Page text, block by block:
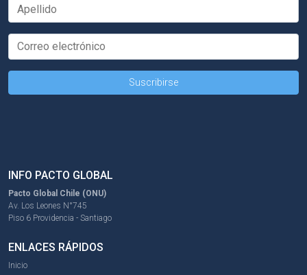
INFO PACTO GLOBAL
Pacto Global Chile (ONU)
Av. Los Leones N°745
Piso 6 Providencia - Santiago
ENLACES RÁPIDOS
Inicio